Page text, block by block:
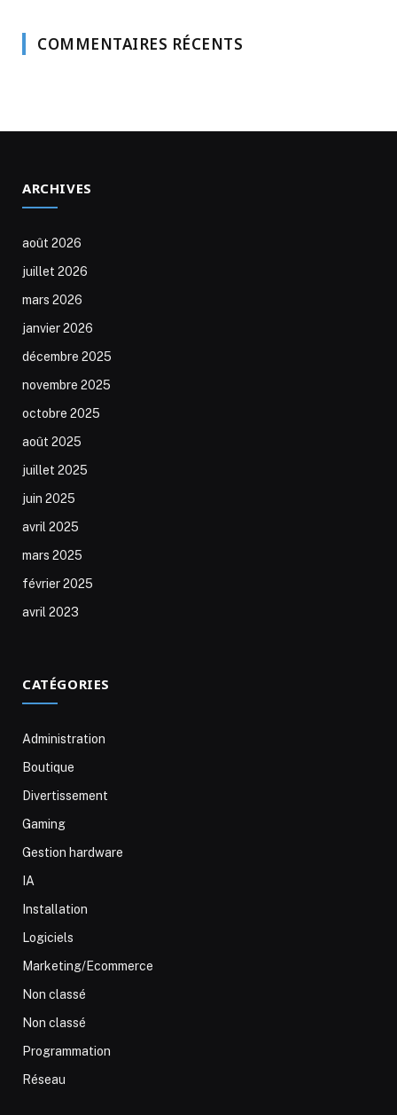
COMMENTAIRES RÉCENTS
ARCHIVES
août 2026
juillet 2026
mars 2026
janvier 2026
décembre 2025
novembre 2025
octobre 2025
août 2025
juillet 2025
juin 2025
avril 2025
mars 2025
février 2025
avril 2023
CATÉGORIES
Administration
Boutique
Divertissement
Gaming
Gestion hardware
IA
Installation
Logiciels
Marketing/Ecommerce
Non classé
Non classé
Programmation
Réseau